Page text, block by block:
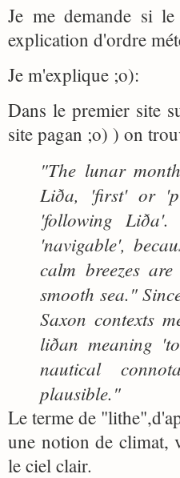
Je me demande si
explication d'ordre
Je m'explique ;o):
Dans le premier site
site pagan ;o) ) on
"The lunar
Liða, 'first' or
'following
'navigable',
calm breezes
smooth sea."
Saxon contexts
liðan meaning
nautical
plausible."
Le terme de
une notion de climat,
le ciel clair.